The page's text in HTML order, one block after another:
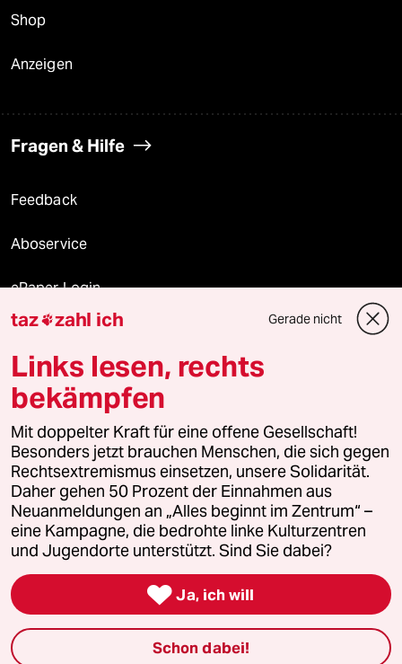
Shop
Anzeigen
Fragen & Hilfe
Feedback
Aboservice
ePaper Login
Downloads für Abonnierende
© 2026 taz Verlags und Vertriebs GmbH
Alle Rechte vorbehalten. Bei rechtlichen Fragen oder für Genehmigungen
wenden Sie sich bitte an lizenzen@taz.de
Feedback Redaktionsstatut Kommune-Richtlinien
Leitlinie Informant Datenschutz Impressum AGB
Seitenwende Einwilligungen widerrufen (Ads)
taz zahl ich Gerade nicht
Links lesen, rechts
bekämpfen
Mit doppelter Kraft für eine offene Gesellschaft!
Besonders jetzt brauchen Menschen, die sich gegen
Rechtsextremismus einsetzen, unsere Solidarität.
Daher gehen 50 Prozent der Einnahmen aus
Neuanmeldungen an „Alles beginnt im Zentrum“ –
eine Kampagne, die bedrohte linke Kulturzentren
und Jugendorte unterstützt. Sind Sie dabei?
 Ja, ich will
Schon dabei!